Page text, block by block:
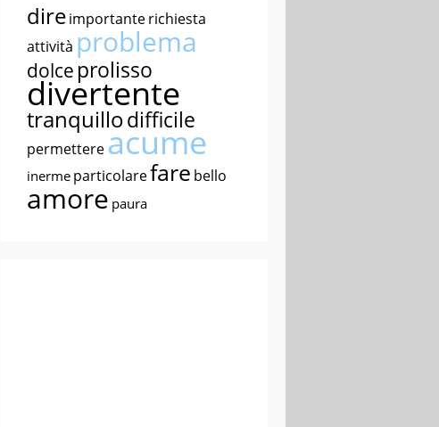
direimportanterichiesta
attività problema
dolce prolisso
divertente
tranquillodifficile
permettereacume
inerme particolarefare bello
amore paura